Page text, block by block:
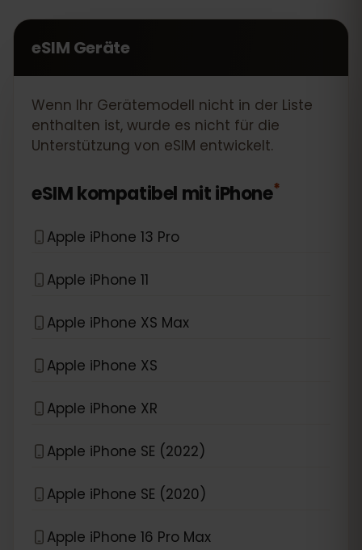
eSIM Geräte
Wenn Ihr Gerätemodell nicht in der Liste
enthalten ist, wurde es nicht für die
Unterstützung von eSIM entwickelt.
eSIM kompatibel mitiPhone*
Apple iPhone 13 Pro
Apple iPhone 11
Apple iPhone XS Max
Apple iPhone XS
Apple iPhone XR
Apple iPhone SE (2022)
Apple iPhone SE (2020)
Apple iPhone 16 Pro Max